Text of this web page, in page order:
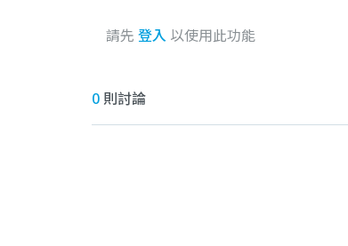
請先 登入 以使用此功能
0 則討論